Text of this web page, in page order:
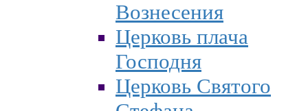
Вознесения
Церковь плача
Господня
Церковь Святого